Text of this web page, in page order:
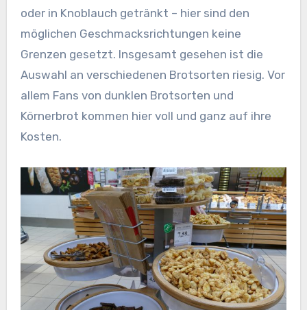
oder in Knoblauch getränkt – hier sind den
möglichen Geschmacksrichtungen keine
Grenzen gesetzt. Insgesamt gesehen ist die
Auswahl an verschiedenen Brotsorten riesig. Vor
allem Fans von dunklen Brotsorten und
Körnerbrot kommen hier voll und ganz auf ihre
Kosten.